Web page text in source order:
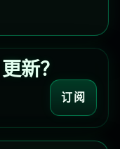
新？
订阅